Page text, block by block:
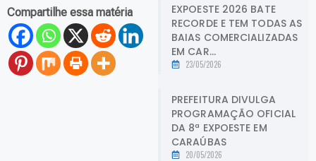
Compartilhe essa matéria
EXPOESTE 2026 BATE
RECORDE E TEM TODAS AS
BAIAS COMERCIALIZADAS
EM CAR...
23/05/2026
PREFEITURA DIVULGA
PROGRAMAÇÃO OFICIAL
DA 8ª EXPOESTE EM
CARAÚBAS
20/05/2026